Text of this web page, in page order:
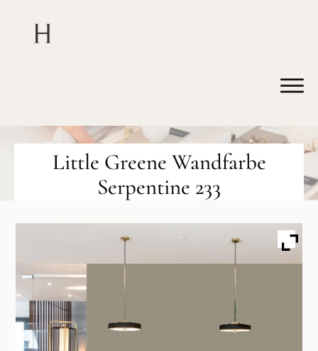
Little Greene Wandfarbe
Serpentine 233